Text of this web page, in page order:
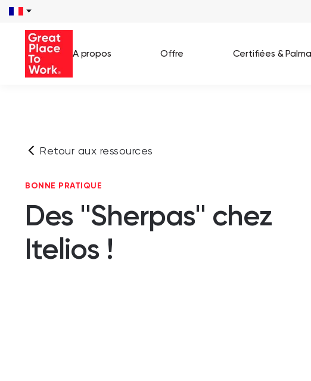
A propos Offre Certifiées &
Retour aux ressources
BONNE PRATIQUE
Des ''Sherpas'' chez
Itelios !